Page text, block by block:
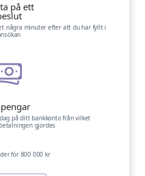
på ett
några minuter efter att du har fyllt i
på ditt bankkonto från vilket
gjordes
för 800 000 kr